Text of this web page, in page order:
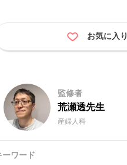
お気に入り
監修者
荒瀬透先生
産婦人科
ーワード